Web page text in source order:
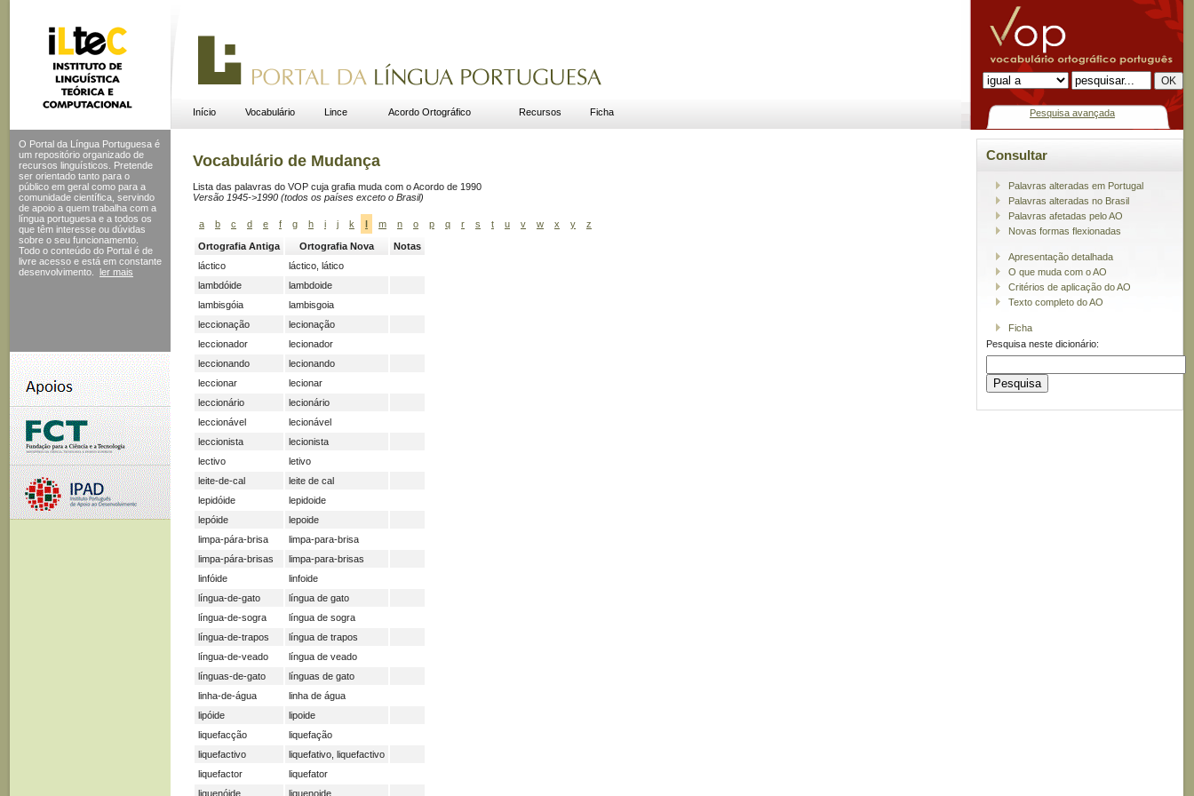
Início Vocabulário Lince Acordo Ortográfico Recursos Ficha Pesquisa avançada
O Portal da Língua Portuguesa é
um repositório organizado de
recursos linguísticos. Pretende
ser orientado tanto para o
público em geral como para a
comunidade científica, servindo
de apoio a quem trabalha com a
língua portuguesa e a todos os
que têm interesse ou dúvidas
sobre o seu funcionamento.
Todo o conteúdo do Portal é de
livre acesso e está em constante
desenvolvimento.
ler mais
Vocabulário de Mudança
Lista das palavras do VOP cuja grafia muda com o Acordo de 1990
Versão 1945->1990 (todos os países exceto o Brasil)
a b c d e f g h i j k l m n o p q r s t u v w x y z
Ortografia Antiga Ortografia Nova
Notas
láctico
láctico, lático
lambdóide
lambdoide
lambisgóia
lambisgoia
leccionação
lecionação
leccionador
lecionador
leccionando
lecionando
leccionar
lecionar
leccionário
lecionário
leccionável
lecionável
leccionista
lecionista
lectivo
letivo
leite-de-cal
leite de cal
lepidóide
lepidoide
lepóide
lepoide
limpa-pára-brisa
limpa-para-brisa
limpa-pára-brisas
limpa-para-brisas
linfóide
linfoide
língua-de-gato
língua de gato
língua-de-sogra
língua de sogra
língua-de-trapos
língua de trapos
língua-de-veado
língua de veado
línguas-de-gato
línguas de gato
linha-de-água
linha de água
lipóide
lipoide
liquefacção
liquefação
liquefactivo
liquefativo, liquefactivo
liquefactor
liquefator
liquenóide
liquenoide
Consultar
Palavras alteradas em Portugal
Palavras alteradas no Brasil
Palavras afetadas pelo AO
Novas formas flexionadas
Apresentação detalhada
O que muda com o AO
Critérios de aplicação do AO
Texto completo do AO
Ficha
Pesquisa neste dicionário: